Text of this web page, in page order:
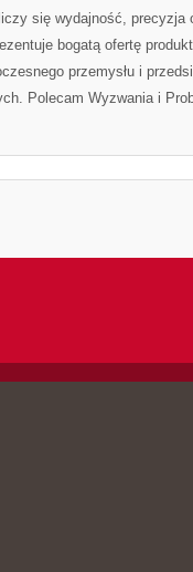
się wydajność, precyzja
bogatą ofertę
przemysłu i
Polecam Wyzwania i